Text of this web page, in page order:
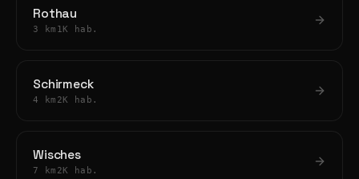
Rothau
3 km 1K hab.
Schirmeck
4 km 2K hab.
Wisches
7 km 2K hab.